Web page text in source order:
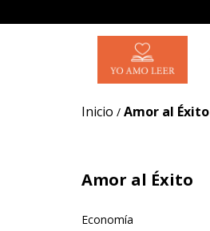
Inicio / Amor al Éxito
Amor al Éxito
Economía